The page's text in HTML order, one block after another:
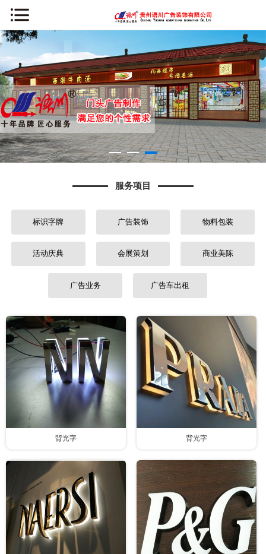
服务项目
标识字牌 广告装饰 物料包装
活动庆典 会展策划 商业美陈
广告业务 广告车出租
背光字 背光字
公司简介
新闻资讯
服务项目
案例中心
荣誉资质
常见问题